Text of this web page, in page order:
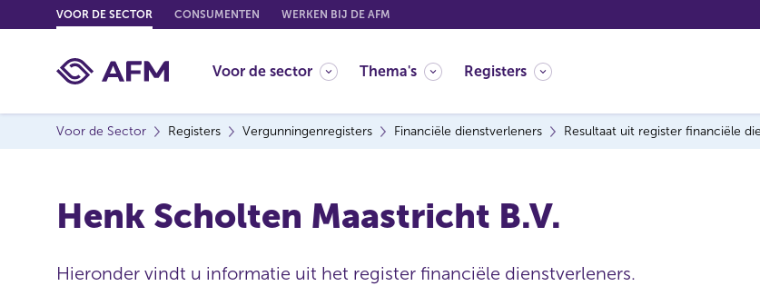
o
o
VOOR DE SECTOR CONSUMENTEN WERKEN BIJ DE AFM
Voor de sector Thema's Registers
Voor de Sector Registers Vergunningenregisters Financiële dienstverleners Resultaat uit register financiële
Henk Scholten Maastricht B.V.
Hieronder vindt u informatie uit het register financiële dienstverleners.